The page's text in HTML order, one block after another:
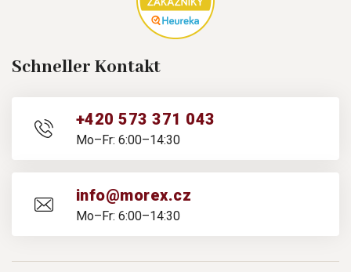
Schneller Kontakt
+420 573 371 043
Mo–Fr: 6:00–14:30
info@morex.cz
Mo–Fr: 6:00–14:30